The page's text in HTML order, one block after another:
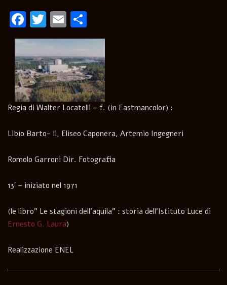
Facebook
Twitter
Email
Regia di Walter Locatelli – f. (in Eastmancolor) :
Libio Barto- li, Eliseo Caponera, Artemio Ingegneri
Romolo Garroni Dir. Fotografia
13′ – iniziato nel 1971
(le libro” Le stagioni dell’aquila” : storia dell’Istituto Luce di
Ernesto G. Laura)
Realizzazione ENEL